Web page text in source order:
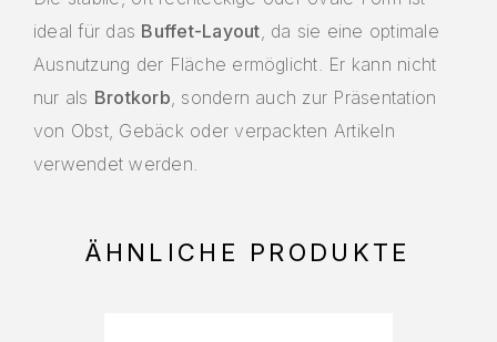
ideal für das Buffet-Layout, da sie eine optimale
Ausnutzung der Fläche ermöglicht. Er kann nicht
nur als Brotkorb, sondern auch zur Präsentation
von Obst, Gebäck oder verpackten Artikeln
verwendet werden.
ÄHNLICHE PRODUKTE